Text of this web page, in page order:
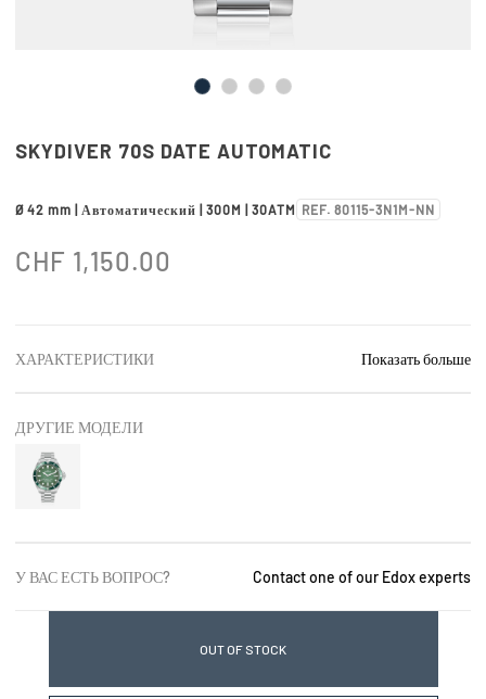
SKYDIVER 70S DATE AUTOMATIC
Ø 42 mm | Автоматический | 300M | 30ATM REF. 80115-3N1M-NN
CHF 1,150.00
ХАРАКТЕРИСТИКИ Показать больше
ДРУГИЕ МОДЕЛИ
У ВАС ЕСТЬ ВОПРОС? Contact one of our Edox experts
OUT OF STOCK